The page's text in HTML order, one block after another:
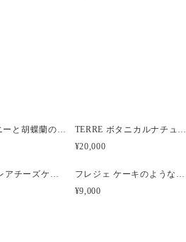
ワー / 造花ブーケ / フラワーギフト /
Brume ピオニーと胡蝶蘭のウェディングブーケ
TERRE ボタニカルナチュラルクラッチウェディングブーケ
¥20,000
エテルニテ レアチーズケーキ風プリザーブドアレンジメント
フレジェ ケーキのようなプリザーブドフラワーアレンジメント
¥9,000